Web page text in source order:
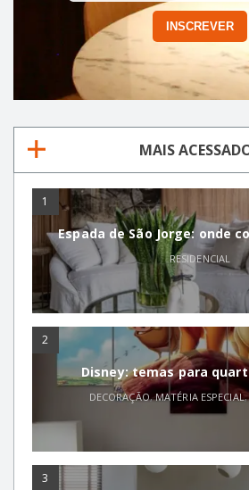
MAIS
1
Espada de São Jorge: onde
RESIDENCIAL
2
Disney: temas para
DECORAÇÃO,MATÉRIA ESPECIAL
3